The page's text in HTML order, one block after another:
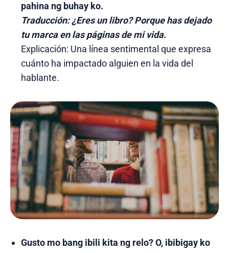
pahina ng buhay ko.
Traducción:¿Eres un libro? Porque has dejado
tu marca en las páginas de mi vida.
Explicación: Una línea sentimental que expresa
cuánto ha impactado alguien en la vida del
hablante.
Gusto mo bang ibili kita ng relo? O, ibibigay ko